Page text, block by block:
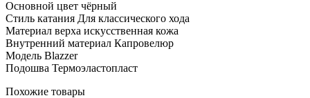
Основной цвет чёрный
Стиль катания Для классического хода
Материал верха искусственная кожа
Внутренний материал Капровелюр
Модель Blazzer
Подошва Термоэластопласт
Похожие товары